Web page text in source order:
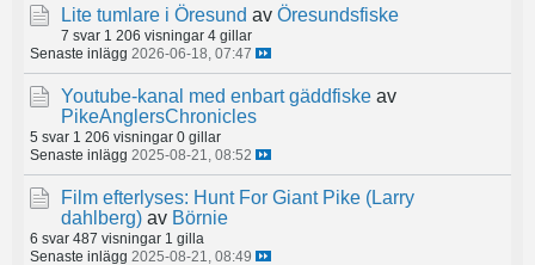
Lite tumlare i Öresund av Öresundsfiske
7 svar 1 206 visningar 4 gillar
Senaste inlägg 2026-06-18, 07:47
Youtube-kanal med enbart gäddfiske av
PikeAnglersChronicles
5 svar 1 206 visningar 0 gillar
Senaste inlägg 2025-08-21, 08:52
Film efterlyses: Hunt For Giant Pike (Larry
dahlberg) av Börnie
6 svar 487 visningar 1 gilla
Senaste inlägg 2025-08-21, 08:49